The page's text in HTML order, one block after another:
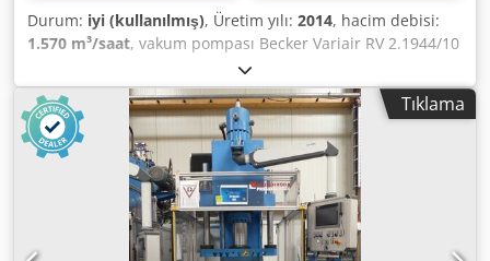
Durum: iyi (kullanılmış), Üretim yılı: 2014, hacim debisi:
1.570 m³/saat, vakum pompası Becker Variair RV 2.1944/10
Bağıl basınç: +410 mbar Hacim debisi: 1570 m3/h Ağırlık:
60 Kg + 21 kg invertör Dkodpjv Anv Tsfx Ankjr
Tıklama